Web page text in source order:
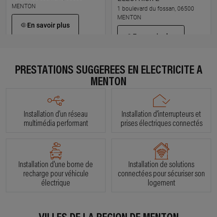
MENTON
En savoir plus
1 boulevard du fossan, 06500
MENTON
En savoir plus
À 15 km km
blan, 06340 LA TRINITE
En savoir plus
À 16.3 km km
FREDERIC DAU
06730 ST ANDRE DE LA ROCHE
En savoir plus
CECCAL
3 bd de riquier, 06300 NICE
AZUR GLOBAL SERVICES
20 rue du dr fighiera, 06300 NICE
PRESTATIONS SUGGÉRÉES EN ÉLECTRICITÉ À
MENTON
Installation d’un réseau
multimédia performant
Installation d'interrupteurs et
prises électriques connectés
Installation d'une borne de
recharge pour véhicule
électrique
Installation de solutions
connectées pour sécuriser son
logement